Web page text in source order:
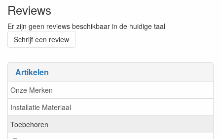
Artikelen
Onze Merken
Installatie Materiaal
Toebehoren
Reviews
Er zijn geen reviews beschikbaar in de huidige taal
Schrijf een review